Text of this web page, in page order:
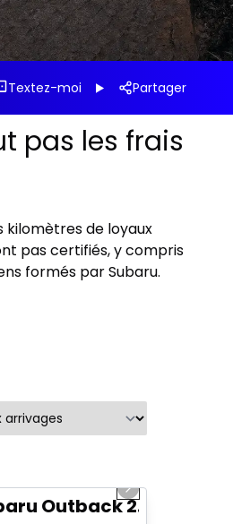
Textez-moi Partager
pas les frais
kilomètres de loyaux
pas certifiés, y compris
formés par Subaru.
Next slide
Outback 2.5i